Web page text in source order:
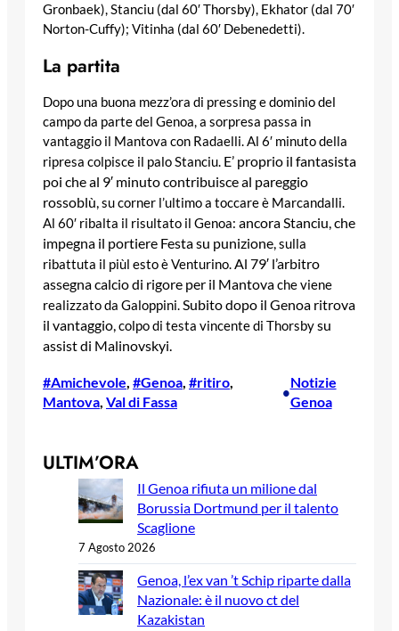
Gronbaek), Stanciu (dal 60′ Thorsby), Ekhator (dal 70′
Norton-Cuffy); Vitinha (dal 60′ Debenedetti).
La partita
Dopo una buona mezz’ora di pressing e dominio del
campo da parte del Genoa, a sorpresa passa in
vantaggio il Mantova con Radaelli. Al 6′ minuto della
ripresa colpisce il palo Stanciu. E’ proprio il fantasista
poi che al 9′ minuto contribuisce al pareggio
rossoblù,su corner l’ultimo a toccare è Marcandalli.
Al 60′ ribalta il risultato il Genoa: ancora Stanciu, che
impegna il portiere Festa su punizione,sulla
ribattuta il piùl esto è Venturino.Al 79′ l’arbitro
assegna calcio di rigore per il Mantovache viene
realizzato da Galoppini.Subito dopo il Genoa ritrova
il vantaggio,colpo di testa vincente di Thorsbysu
assist di Malinovskyi.
#Amichevole, #Genoa, #ritiro
Mantova, Val di Fassa
•
Notizie
Genoa
ULTIM’ORA
Il Genoa rifiuta un milione dal
Borussia Dortmund per il talento
Scaglione
7 Agosto 2026
Genoa, l’ex van ’t Schip riparte dalla
Nazionale: è il nuovo ct del
Kazakistan